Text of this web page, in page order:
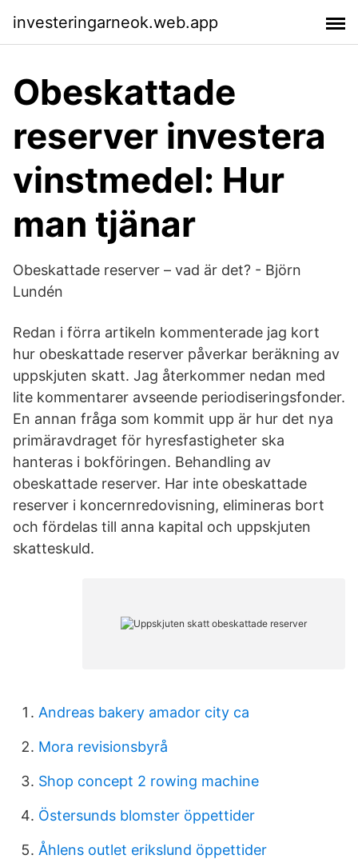
investeringarneok.web.app
Obeskattade
reserver investera
vinstmedel: Hur
man tjänar
Obeskattade reserver – vad är det? - Björn
Lundén
Redan i förra artikeln kommenterade jag kort
hur obeskattade reserver påverkar beräkning av
uppskjuten skatt. Jag återkommer nedan med
lite kommentarer avseende periodiseringsfonder.
En annan fråga som kommit upp är hur det nya
primäravdraget för hyresfastigheter ska
hanteras i bokföringen. Behandling av
obeskattade reserver. Har inte obeskattade
reserver i koncernredovisning, elimineras bort
och fördelas till anna kapital och uppskjuten
skatteskuld.
Andreas bakery amador city ca
Mora revisionsbyrå
Shop concept 2 rowing machine
Östersunds blomster öppettider
Åhlens outlet erikslund öppettider